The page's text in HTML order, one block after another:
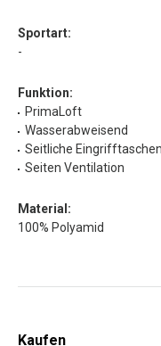
Sportart:
-
Funktion:
PrimaLoft
Wasserabweisend
Seitliche
Seiten Ventilation
Material:
100% Polyamid
Kaufen